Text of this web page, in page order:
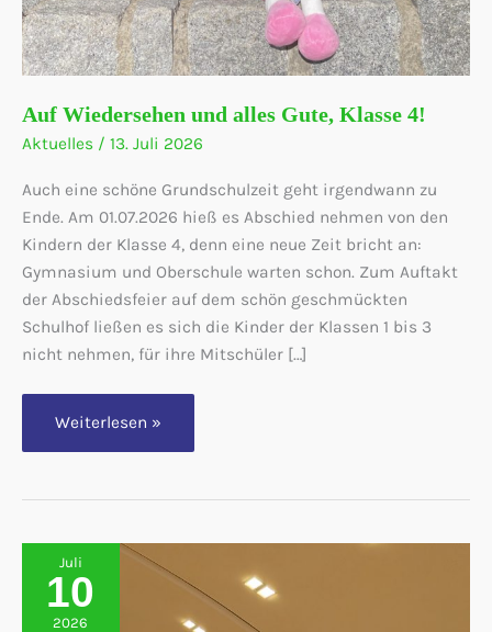
Auf Wiedersehen und alles Gute, Klasse 4!
Aktuelles / 13. Juli 2026
Auch eine schöne Grundschulzeit geht irgendwann zu
Ende. Am 01.07.2026 hieß es Abschied nehmen von den
Kindern der Klasse 4, denn eine neue Zeit bricht an:
Gymnasium und Oberschule warten schon. Zum Auftakt
der Abschiedsfeier auf dem schön geschmückten
Schulhof ließen es sich die Kinder der Klassen 1 bis 3
nicht nehmen, für ihre Mitschüler […]
Auf
und
Klasse
Weiterlesen »
Juli
10
2026